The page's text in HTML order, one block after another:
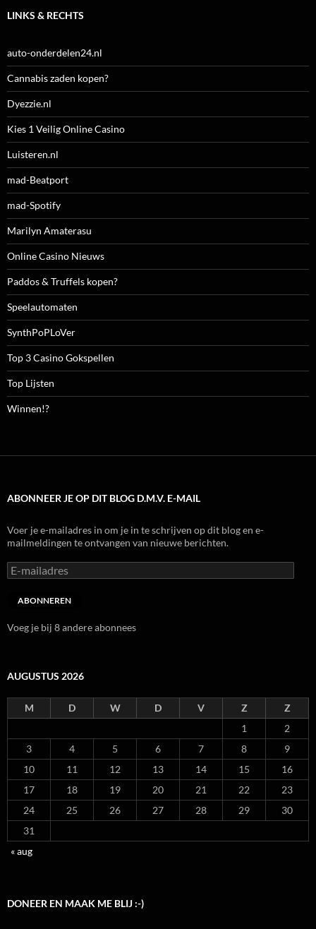
LINKS & RECHTS
auto-onderdelen24.nl
Cannabis zaden kopen?
Dyezzie.nl
Kies 1 Veilig Online Casino
Luisteren.nl
mad-Beatport
mad-Spotify
Marilyn Amaterasu
Online Casino Nieuws
Paddos & Truffels kopen?
Speelautomaten
SynthPoPLoVer
Top 3 Casino Gokspellen
Top Lijsten
Winnen!?
ABONNEER JE OP DIT BLOG D.M.V. E-MAIL
Voer je e-mailadres in om je in te schrijven op dit blog en e-
mailmeldingen te ontvangen van nieuwe berichten.
E-
mailadres
ABONNEREN
Voeg je bij 8 andere abonnees
AUGUSTUS 2026
M D W D V Z
Z
1
2
3
4 5 6 7 8
9
10
11 12 13 14 15
16
17
18 19 20 21 22
23
24
25 26 27 28 29
30
31
« aug
DONEER EN MAAK ME BLIJ :-)